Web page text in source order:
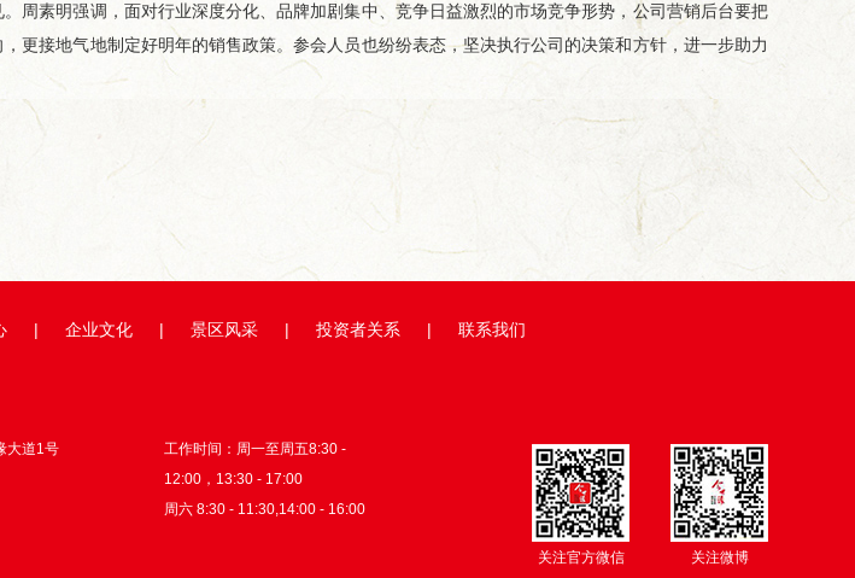
周素明强调，面对行业深度分化、品牌加剧集中、竞争日益激烈的市场竞争形势，公司营销后台要把
更接地气地制定好明年的销售政策。参会人员也纷纷表态，坚决执行公司的决策和方针，进一步助力
| 企业文化 | 景区风采 | 投资者关系 | 联系我们
大道1号
工作时间：周一至周五8:30 -
12:00，13:30 - 17:00
周六 8:30 - 11:30,14:00 - 16:00
关注官方微信
关注微博